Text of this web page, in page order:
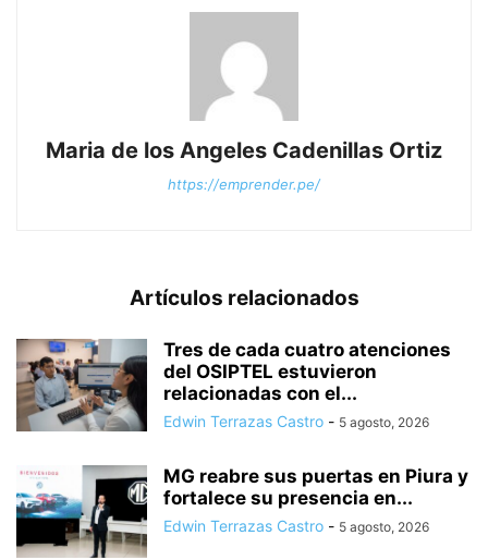
Maria de los Angeles Cadenillas Ortiz
https://emprender.pe/
Artículos relacionados
Tres de cada cuatro atenciones
del OSIPTEL estuvieron
relacionadas con el...
Edwin Terrazas Castro - 5 agosto, 2026
MG reabre sus puertas en Piura y
fortalece su presencia en...
Edwin Terrazas Castro - 5 agosto, 2026